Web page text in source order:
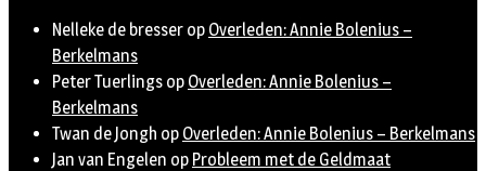
Nelleke de bresser op Overleden: Annie Bolenius –
Berkelmans
Peter Tuerlings op Overleden: Annie Bolenius –
Berkelmans
Twan de Jongh op Overleden: Annie Bolenius – Berkelmans
Jan van Engelen op Probleem met de Geldmaat